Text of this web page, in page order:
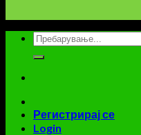
Регистрирај се
Login